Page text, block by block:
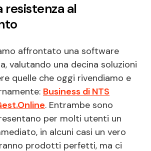
resistenza al
affrontato una software
valutando una decina soluzioni
quelle che oggi rivendiamo e
Business di NTS
. Entrambe sono
per molti utenti un
in alcuni casi un vero
prodotti perfetti, ma ci